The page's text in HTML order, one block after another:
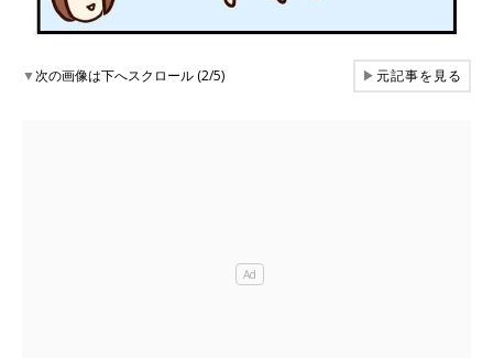
▼次の画像は下へスクロール (2/5) ▶元記事を見る